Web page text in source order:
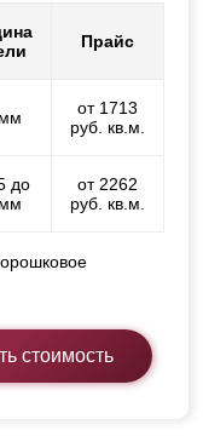
Прайс
от 1713
руб. кв.м.
до
от 2262
руб. кв.м.
стоимость